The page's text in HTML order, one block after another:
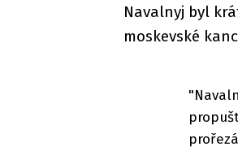
Navalnyj byl
moskevské